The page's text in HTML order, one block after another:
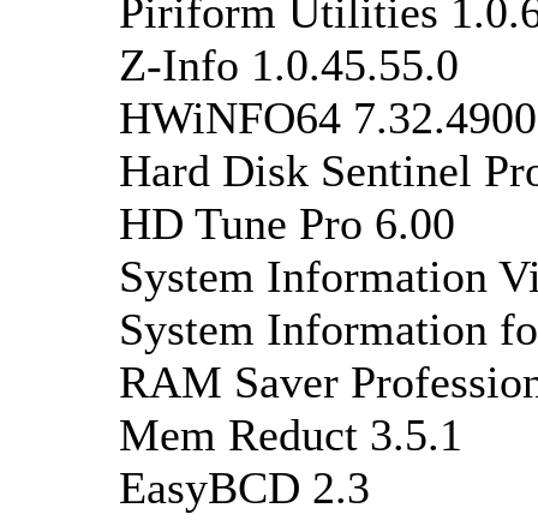
Piriform Utilities
Z-Info 1.0.45.55.0
HWiNFO64
Hard Disk Sentinel
HD Tune Pro 6.00
System Information
System Information
RAM Saver
Mem Reduct 3.5.1
EasyBCD 2.3